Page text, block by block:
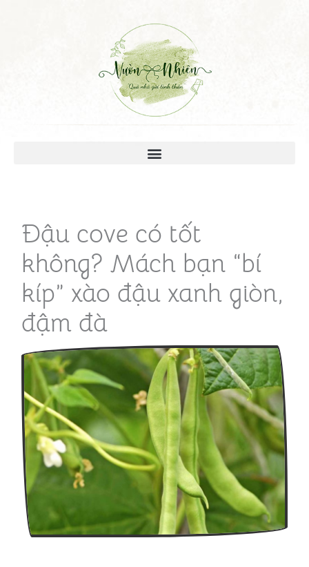
Đậu cove có tốt
không? Mách bạn “bí
kíp” xào đậu xanh giòn,
đậm đà